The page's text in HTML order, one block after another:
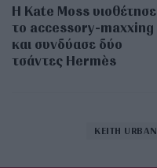
Η Kate Moss υιοθέτησε
τo accessory-maxxing
και συνδύασε δύο
τσάντες Hermès
KEITH URBAN